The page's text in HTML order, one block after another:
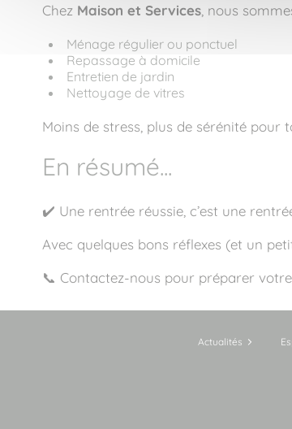
Chez Maison et Services , nous
Ménage régulier ou ponctuel
Repassage à domicile
Entretien de jardin
Nettoyage de vitres
Moins de stress, plus de sérénité pour
En résumé...
✔️ Une rentrée réussie, c’est une
Avec quelques bons réflexes (et un
📞 Contactez-nous pour préparer
Actualités